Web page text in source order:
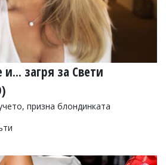
и... загря за Свети
призна блондинката